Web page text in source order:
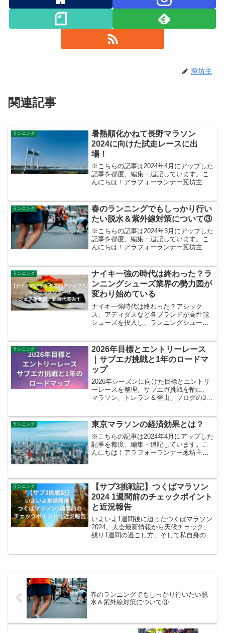
葱坊主
関連記事
ランニング
暑熱順化かねて長野マラソン
2024に向けた試走レースに出
場！
※こちらの記事は2024年4月にアップした
記事を都度、編集・追記しています。こ
んにちは！アラフォーランナー葱坊主で
いう間に2024年も1/4が終了しました！皆
さんは年初...
ランニング
春のランニングでもしっかり行い
たい脱水＆紫外線対策について③
※こちらの記事は2024年3月にアップした
記事を都度、編集・追記しています。こ
んにちは！アラフォーランナー葱坊主で
す。花粉予報が最高レベルの都内です
が、薬がいよいよ効かな...
ランニング
ナイキ一強の時代は終わった？ラ
ンニングシューズ業界の勢力図が
変わり始めている
ナイキ一強時代は終わった？アシック
ス、アディダスなど各ブランドが高性能
シューズを投入し、ランニングシューズ
ランニング
2026年目標とエントリーレース
｜サブエガ挑戦と1年のロードマ
ップ
2026年シーズンに向けた目標とエントリ
ーレースを整理。サブエガ挑戦を軸に、
マラソン、トレラン＆登山、ブログの3本
ランニング 東京マラソンの経済効果とは？
※こちらの記事は2024年4月にアップした
記事を都度、編集・追記しています。こ
んにちは！アラフォーランナー葱坊主で
す。公式サイトからのリンクに・2023年
度の経済効果・2...
ランニング
【サブ3挑戦記】つくばマラソン
2024 1週間前のチェックポイント
と近況報告
いよいよ1週間後に迫ったつくばマラソン
2024。大会最新情報から天候チェック、
残り1週間の過ごし方、そして私自身の近
春のランニングでもしっかり行いたい脱
水＆紫外線対策について③